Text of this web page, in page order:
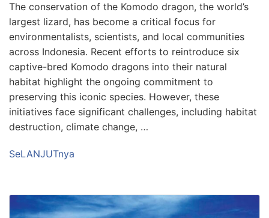
The conservation of the Komodo dragon, the world’s
largest lizard, has become a critical focus for
environmentalists, scientists, and local communities
across Indonesia. Recent efforts to reintroduce six
captive-bred Komodo dragons into their natural
habitat highlight the ongoing commitment to
preserving this iconic species. However, these
initiatives face significant challenges, including habitat
destruction, climate change, …
SeLANJUTnya